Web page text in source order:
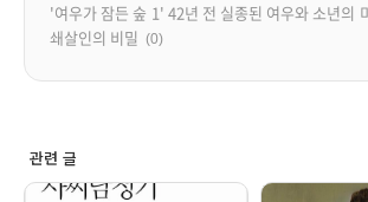
'여우가 잠든 숲 1' 42년 전 실종된 여우와 소년의
쇄살인의 비밀 (0)
관련 글